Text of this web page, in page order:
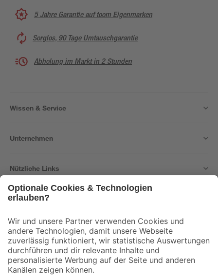
5 Jahre Garantie auf toom Eigenmarken
Sorglos, 90 Tage Umtauschgarantie
Abholung im Markt in 2 Stunden
Wissen & Service
Unternehmen
Nützliche Links
Der toom Newsletter: Keine Angebote und Aktionen mehr verpassen!
Zur Newsletter Anmeldung
Folge uns